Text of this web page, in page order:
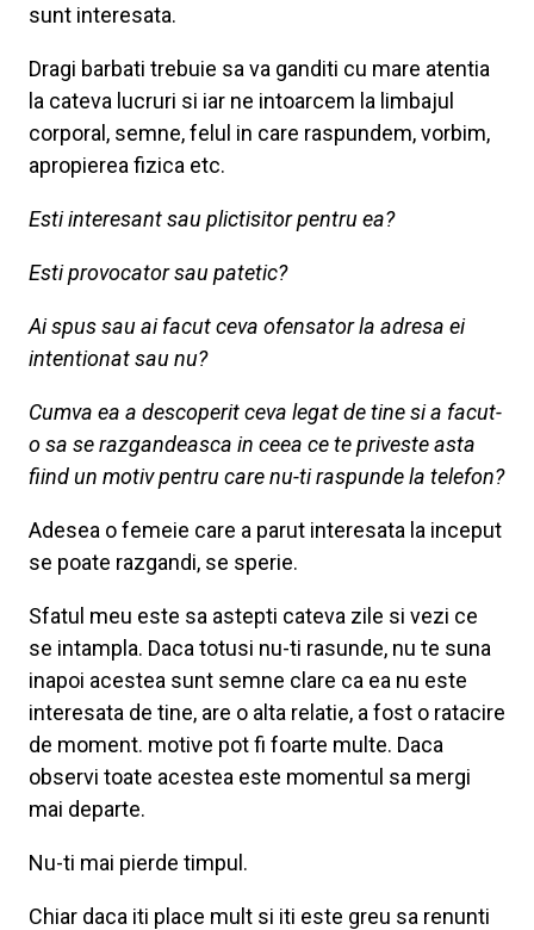
sunt interesata.
Dragi barbati trebuie sa va ganditi cu mare atentia
la cateva lucruri si iar ne intoarcem la limbajul
corporal, semne, felul in care raspundem, vorbim,
apropierea fizica etc.
Esti interesant sau plictisitor pentru ea?
Esti provocator sau patetic?
Ai spus sau ai facut ceva ofensator la adresa ei
intentionat sau nu?
Cumva ea a descoperit ceva legat de tine si a facut-
o sa se razgandeasca in ceea ce te priveste asta
fiind un motiv pentru care nu-ti raspunde la telefon?
Adesea o femeie care a parut interesata la inceput
se poate razgandi, se sperie.
Sfatul meu este sa astepti cateva zile si vezi ce
se intampla. Daca totusi nu-ti rasunde, nu te suna
inapoi acestea sunt semne clare ca ea nu este
interesata de tine, are o alta relatie, a fost o ratacire
de moment. motive pot fi foarte multe. Daca
observi toate acestea este momentul sa mergi
mai departe.
Nu-ti mai pierde timpul.
Chiar daca iti place mult si iti este greu sa renunti